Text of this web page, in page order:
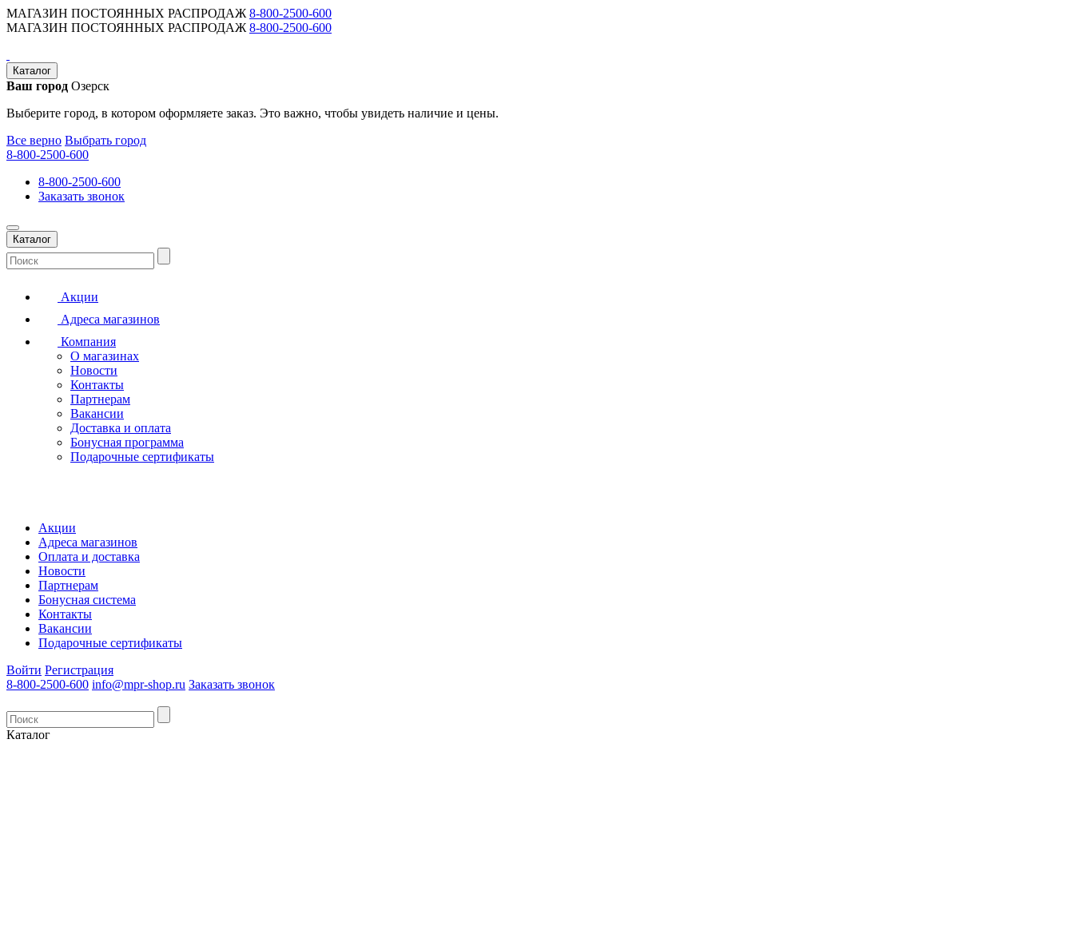
МАГАЗИН ПОСТОЯННЫХ РАСПРОДАЖ 8-800-2500-600
МАГАЗИН ПОСТОЯННЫХ РАСПРОДАЖ 8-800-2500-600
Каталог
Ваш город Озерск
Выберите город, в котором оформляете заказ. Это важно, чтобы увидеть наличие и цены.
Все верно Выбрать город
8-800-2500-600
8-800-2500-600
Заказать звонок
Каталог
Акции
Адреса магазинов
Компания
О магазинах
Новости
Контакты
Партнерам
Вакансии
Доставка и оплата
Бонусная программа
Подарочные сертификаты
Акции
Адреса магазинов
Оплата и доставка
Новости
Партнерам
Бонусная система
Контакты
Вакансии
Подарочные сертификаты
Войти Регистрация
8-800-2500-600 info@mpr-shop.ru Заказать звонок
Каталог